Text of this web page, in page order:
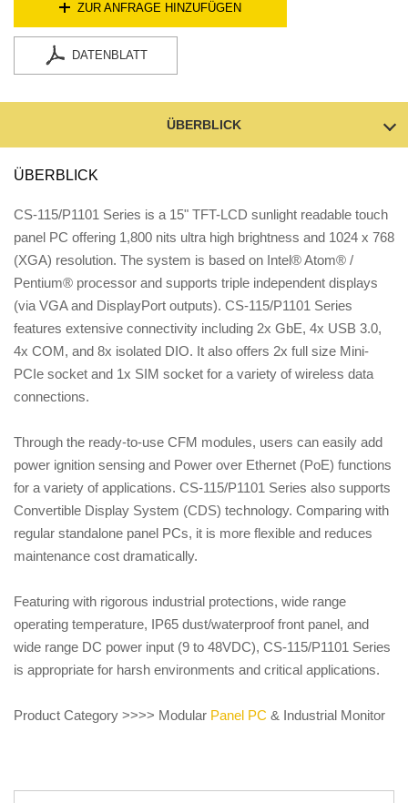
ZUR ANFRAGE HINZUFÜGEN
DATENBLATT
ÜBERBLICK
ÜBERBLICK
CS-115/P1101 Series is a 15" TFT-LCD sunlight readable touch
panel PC offering 1,800 nits ultra high brightness and 1024 x 768
(XGA) resolution. The system is based on Intel® Atom® /
Pentium® processor and supports triple independent displays
(via VGA and DisplayPort outputs). CS-115/P1101 Series
features extensive connectivity including 2x GbE, 4x USB 3.0,
4x COM, and 8x isolated DIO. It also offers 2x full size Mini-
PCIe socket and 1x SIM socket for a variety of wireless data
connections.
Through the ready-to-use CFM modules, users can easily add
power ignition sensing and Power over Ethernet (PoE) functions
for a variety of applications. CS-115/P1101 Series also supports
Convertible Display System (CDS) technology. Comparing with
regular standalone panel PCs, it is more flexible and reduces
maintenance cost dramatically.
Featuring with rigorous industrial protections, wide range
operating temperature, IP65 dust/waterproof front panel, and
wide range DC power input (9 to 48VDC), CS-115/P1101 Series
is appropriate for harsh environments and critical applications.
Product Category >>>> Modular Panel PC & Industrial Monitor